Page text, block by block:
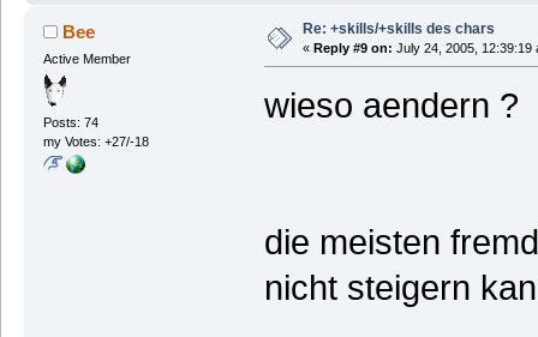
Bee
Active Member
Posts: 74
my Votes: +27/-18
Re: +skills/+skills des chars
« Reply #9 on: July 24, 2005, 12:39:19
wieso aendern ?
die meisten
nicht steigern